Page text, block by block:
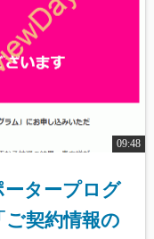
09:48
タープログ
契約情報の